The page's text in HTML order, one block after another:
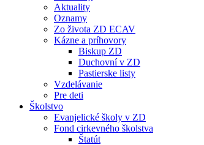
Aktuality
Oznamy
Zo života ZD ECAV
Kázne a príhovory
Biskup ZD
Duchovní v ZD
Pastierske listy
Vzdelávanie
Pre deti
Školstvo
Evanjelické školy v ZD
Fond cirkevného školstva
Štatút